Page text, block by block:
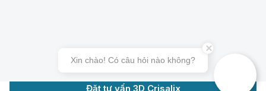
Đặt tư vấn 3D Crisalix
Xin chào! Có câu hỏi nào không?